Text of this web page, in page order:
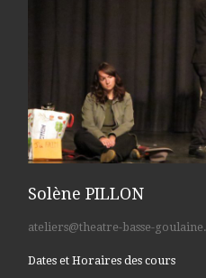
Solène PILLON
ateliers@theatre-basse-
Dates et Horaires des cours